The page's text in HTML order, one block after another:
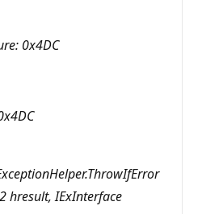
0x4DC
hresult, IExInterface